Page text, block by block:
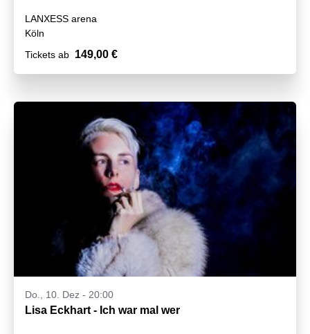
LANXESS arena
Köln
Tickets ab 149,00 €
Do., 10. Dez - 20:00
Lisa Eckhart - Ich war mal wer